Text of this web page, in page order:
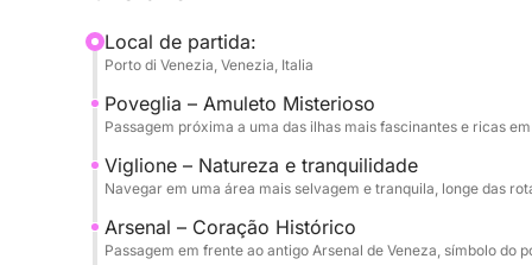
Um kit de bebidas (a partir de €160) está
garrafa de prosecco, sucos e petiscos, perfeito
passeio.
O passeio parte às 10h ou às 14h e é operado
incluídos, para uma experiência sem
Uma forma elegante e autêntica de vivenciar
Local de partida:
Porto di Venezia, Venezia, Italia
Poveglia – Amuleto Misterioso
Passagem próxima a uma das ilhas mais fascinantes e ricas
Viglione – Natureza e tranquilidade
Navegar em uma área mais selvagem e tranquila, longe das
Arsenal – Coração Histórico
Passagem em frente ao antigo Arsenal de Veneza, símbolo do